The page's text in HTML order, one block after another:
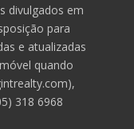
divulgados em
para
e atualizadas
quando
318 6968